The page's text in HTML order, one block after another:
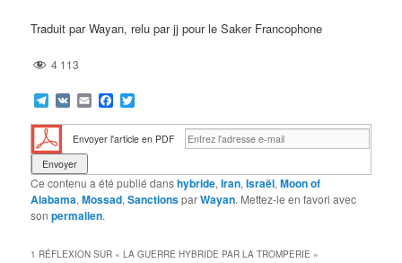
Traduit par Wayan, relu par jj pour le Saker Francophone
4 113
Telegram
VK EmailFacebook
Envoyer l'article en PDF
Ce contenu a été publié danshybride,Iran,Israël,Moon of
Alabama,Mossad,SanctionsparWayan. Mettez-le en favori avec
sonpermalien.
1 RÉFLEXION SUR «LA GUERRE HYBRIDE PAR LA TROMPERIE »